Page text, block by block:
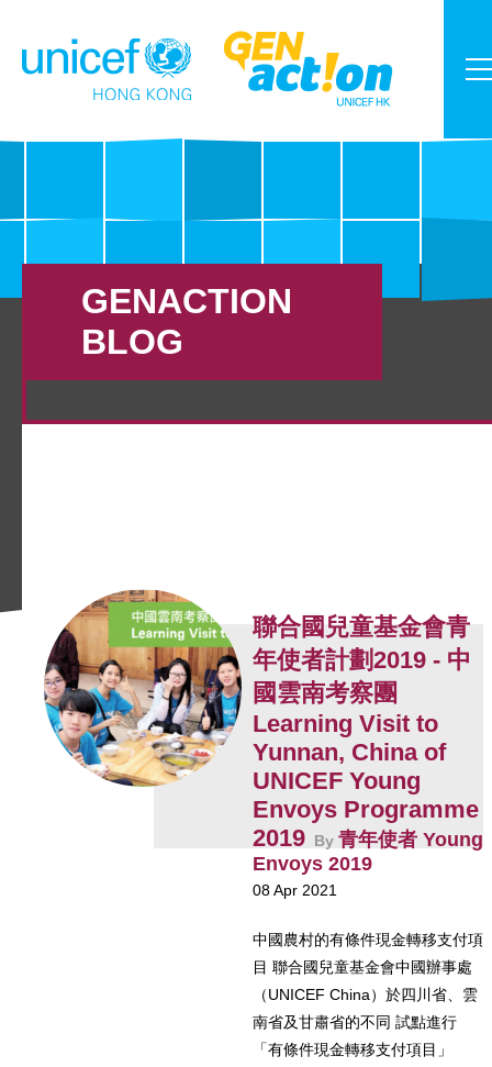
GENACTION
BLOG
聯合國兒童基金會青
年使者計劃2019 - 中
國雲南考察團
Learning Visit to
Yunnan, China of
UNICEF Young
Envoys Programme
2019 By 青年使者 Young
Envoys 2019
08 Apr 2021
中國農村的有條件現金轉移支付項
目 聯合國兒童基金會中國辦事處
（UNICEF China）於四川省、雲
南省及甘肅省的不同 試點進行
「有條件現金轉移支付項目」